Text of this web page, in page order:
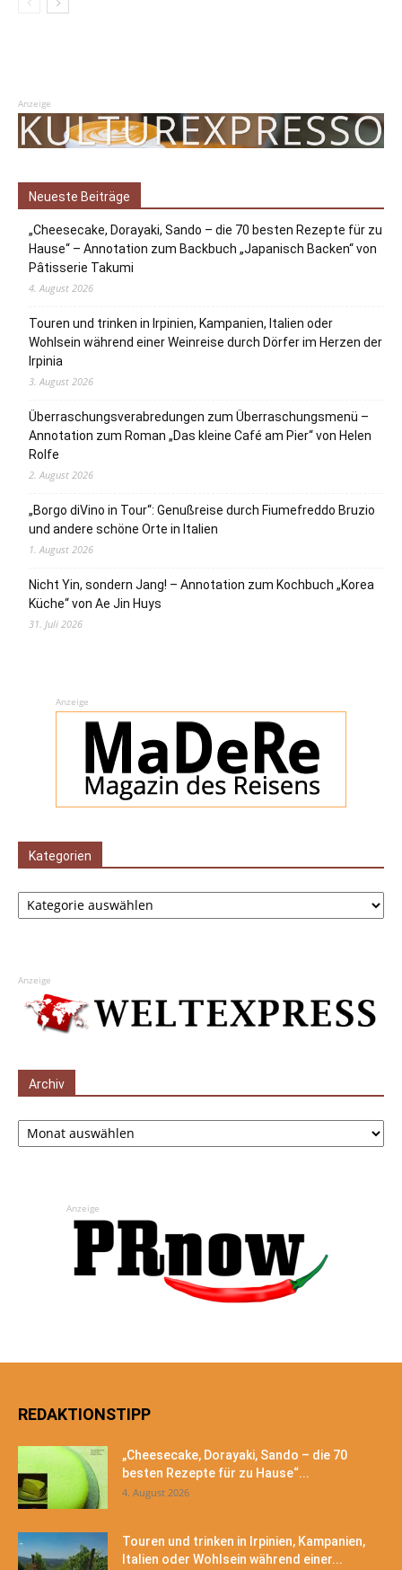
Anzeige
Neueste Beiträge
„Cheesecake, Dorayaki, Sando – die 70 besten Rezepte für zu
Hause“ – Annotation zum Backbuch „Japanisch Backen“ von
Pâtisserie Takumi
4. August 2026
Touren und trinken in Irpinien, Kampanien, Italien oder
Wohlsein während einer Weinreise durch Dörfer im Herzen der
Irpinia
3. August 2026
Überraschungsverabredungen zum Überraschungsmenü –
Annotation zum Roman „Das kleine Café am Pier“ von Helen
Rolfe
2. August 2026
„Borgo diVino in Tour“: Genußreise durch Fiumefreddo Bruzio
und andere schöne Orte in Italien
1. August 2026
Nicht Yin, sondern Jang! – Annotation zum Kochbuch „Korea
Küche“ von Ae Jin Huys
31. Juli 2026
Anzeige
Kategorien
Kategorien
Anzeige
Archiv
Archiv
Anzeige
REDAKTIONSTIPP
„Cheesecake, Dorayaki, Sando – die 70
besten Rezepte für zu Hause“...
4. August 2026
Touren und trinken in Irpinien, Kampanien,
Italien oder Wohlsein während einer...